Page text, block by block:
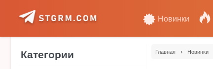
Новинки
Категории Главная › Новинки